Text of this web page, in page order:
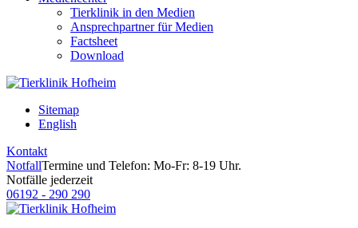
Tierklinik in den Medien
Ansprechpartner für Medien
Factsheet
Download
Sitemap
English
Kontakt
NotfallTermine und Telefon: Mo-Fr: 8-19 Uhr.
Notfälle jederzeit
06192 - 290 290